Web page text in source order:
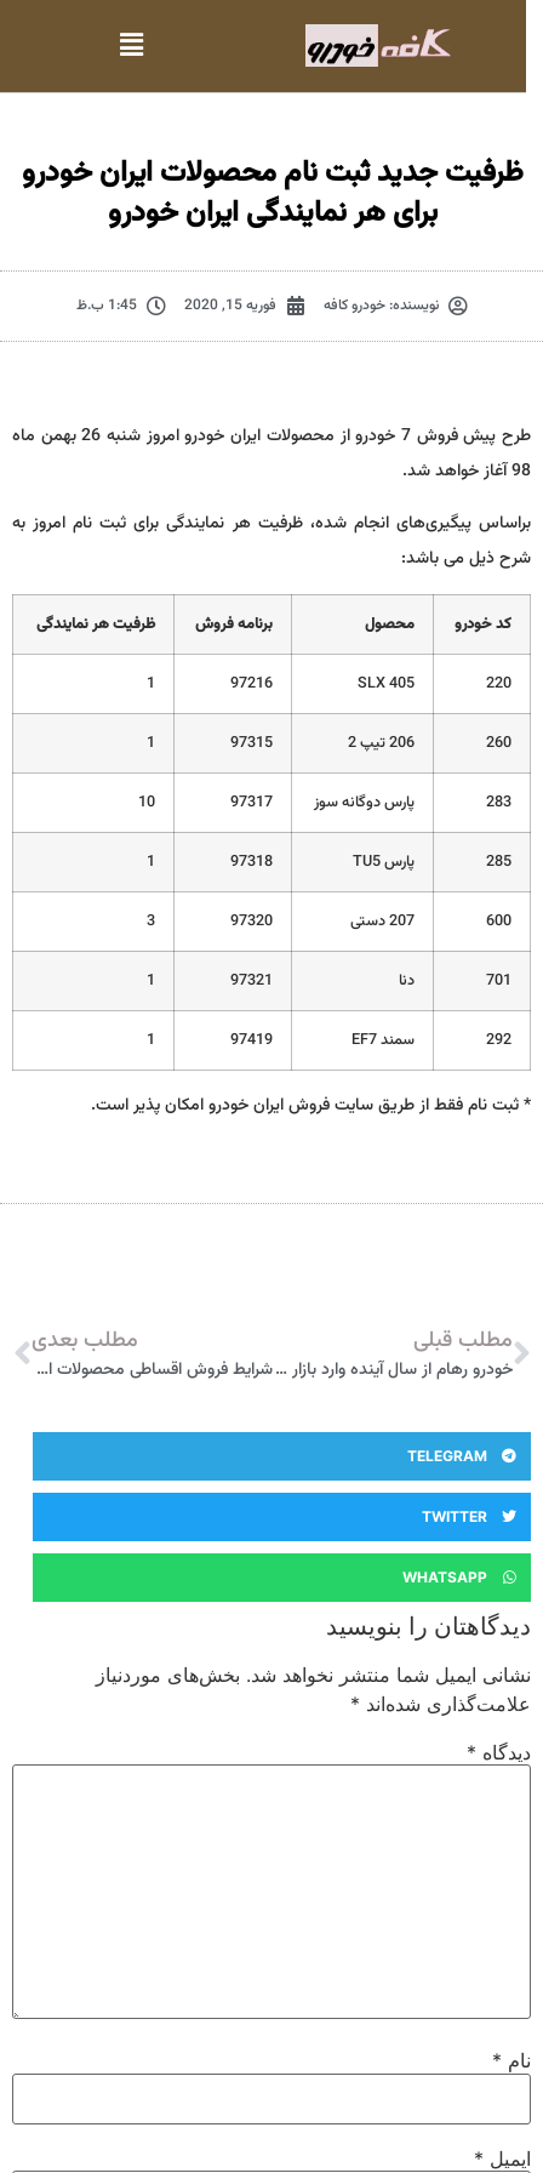
ظرفیت جدید ثبت نام محصولات ایران خودرو
برای هر نمایندگی ایران خودرو
نویسنده:خودرو کافه فوریه 15, 2020 1:45 ب.ظ
طرح پیش فروش 7 خودرو از محصولات ایران خودرو امروز شنبه 26 بهمن ماه
98 آغاز خواهد شد.
براساس پیگیری‌های انجام شده، ظرفیت هر نمایندگی برای ثبت نام امروز به
شرح ذیل می باشد:
کد خودرو محصول برنامه فروش ظرفیت هر نمایندگی
220
405 SLX
97216
260 206 تیپ 2 97315
283 پارس دوگانه سوز 97317
10
285 پارس TU5 97318
600 207 دستی 97320
701 دنا 97321
292 سمند EF7 97419
* ثبت نام فقط از طریق سایت فروش ایران خودرو امکان پذیر است.
مطلب قبلی
خودرو رهام از سال آینده وارد بازار خواهد شد
مطلب بعدی
شرایط فروش اقساطی محصولات ام وی ام MVM با قیمت های جدید اعلام شد
TELEGRAM
TWITTER
WHATSAPP
دیدگاهتان را بنویسید
نشانی ایمیل شما منتشر نخواهد شد. بخش‌های موردنیاز
علامت‌گذاری شده‌اند*
دیدگاه*
نام*
ایمیل*